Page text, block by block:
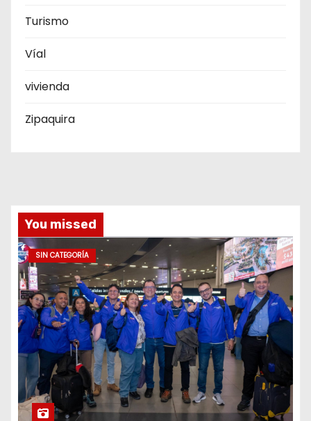
Turismo
Víal
vivienda
Zipaquira
You missed
SIN CATEGORÍA